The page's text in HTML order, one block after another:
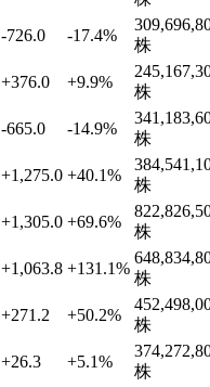
-726.0 -17.4%
株
+376.0 +9.9%
株
-665.0 -14.9%
株
+1,275.0 +40.1%
株
+1,305.0 +69.6%
株
+1,063.8 +131.1%
株
+271.2 +50.2%
株
+26.3 +5.1%
株